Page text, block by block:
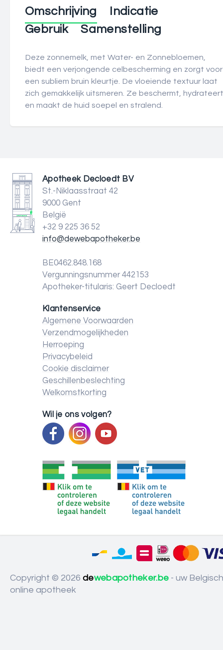
Omschrijving
Indicatie
Gebruik
Samenstelling
Deze zonnemelk, met Water- en Zonnebloemen,
biedt een verjongende celbescherming en zorgt voor
een subliem bruin kleurtje. De vloeiende textuur laat
zich gemakkelijk uitsmeren. Ze beschermt, hydrateert
en maakt de huid soepel en stralend.
Apotheek Decloedt BV
St.-Niklaasstraat 42
9000 Gent
België
+32 9 225 36 52
info@dewebapotheker.be
BE0462.848.168
Vergunningsnummer 442153
Apotheker-titularis: Geert Decloedt
Klantenservice
Algemene Voorwaarden
Verzendmogelijkheden
Herroeping
Privacybeleid
Cookie disclaimer
Geschillenbeslechting
Welkomstkorting
Wil je ons volgen?
Copyright © 2026 dewebapotheker.be - uw
online apotheek